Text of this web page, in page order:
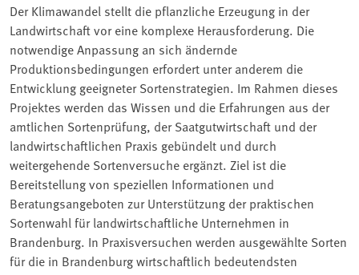
Der Klimawandel stellt die pflanzliche Erzeugung in der
Landwirtschaft vor eine komplexe Herausforderung. Die
notwendige Anpassung an sich ändernde
Produktionsbedingungen erfordert unter anderem die
Entwicklung geeigneter Sortenstrategien. Im Rahmen dieses
Projektes werden das Wissen und die Erfahrungen aus der
amtlichen Sortenprüfung, der Saatgutwirtschaft und der
landwirtschaftlichen Praxis gebündelt und durch
weitergehende Sortenversuche ergänzt. Ziel ist die
Bereitstellung von speziellen Informationen und
Beratungsangeboten zur Unterstützung der praktischen
Sortenwahl für landwirtschaftliche Unternehmen in
Brandenburg. In Praxisversuchen werden ausgewählte Sorten
für die in Brandenburg wirtschaftlich bedeutendsten